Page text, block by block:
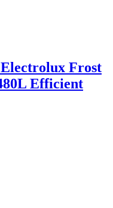
Frost
Efficient